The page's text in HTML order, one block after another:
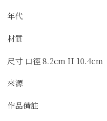
年代
材質
尺寸 口徑 8.2cm H 10.4cm
來源
作品備註